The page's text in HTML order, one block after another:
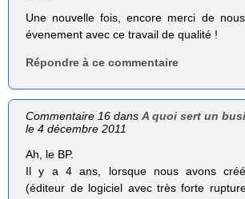
Une nouvelle fois, encore merci de
évenement avec ce travail de qualité !
Répondre à ce commentaire
Commentaire 16 dansA quoi sert un
le 4 décembre 2011
Ah, le BP.
Il y a 4 ans, lorsque nous avons
(éditeur de logiciel avec très forte